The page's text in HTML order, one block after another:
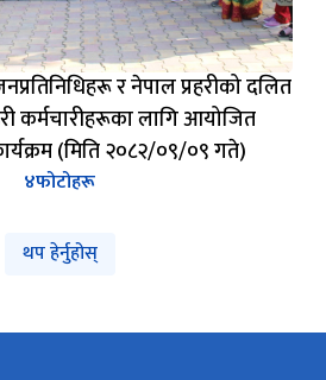
र नेपाल प्रहरीको दलित
कर्मचारीहरूका लागि आयोजित
(मिति २०८२/०९/०९ गते)
४फोटोहरू
थप हेर्नुहोस्